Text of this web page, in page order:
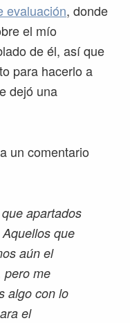
evaluación, donde
el mío
de él, así que
para hacerlo a
dejó una
un comentario
apartados
que
aún el
pero me
algo con lo
el